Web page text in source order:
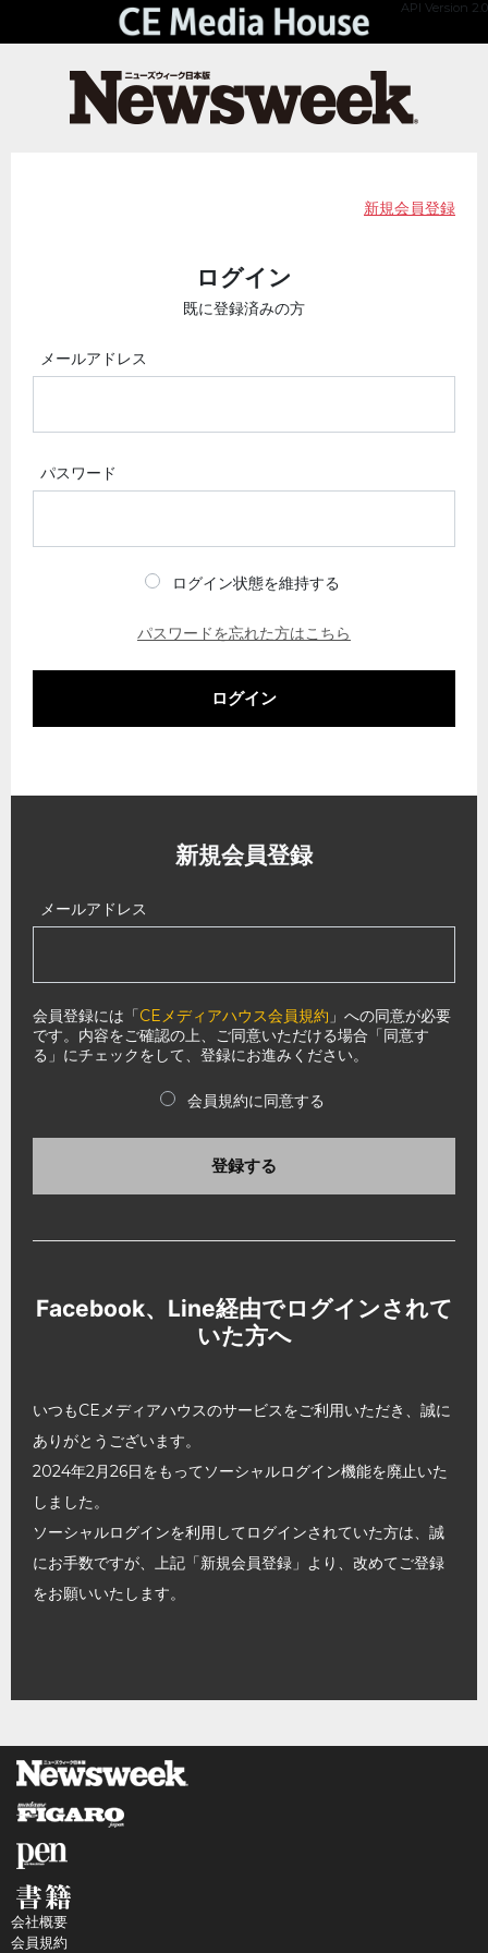
API Version 2.0
新規会員登録
ログイン
既に登録済みの方
メールアドレス
パスワード
ログイン状態を維持する
パスワードを忘れた方はこちら
ログイン
新規会員登録
メールアドレス
会員登録には「CEメディアハウス会員規約 」への同意が必要
です。内容をご確認の上、ご同意いただける場合「同意す
る」にチェックをして、登録にお進みください。
会員規約に同意する
登録する
Facebook、Line経由でログインされて
いた方へ
いつもCEメディアハウスのサービスをご利用いただき、誠に
ありがとうございます。
2024年2月26日をもってソーシャルログイン機能を廃止いた
しました。
ソーシャルログインを利用してログインされていた方は、誠
にお手数ですが、上記「新規会員登録」より、改めてご登録
をお願いいたします。
会社概要
会員規約